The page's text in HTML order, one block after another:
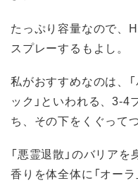
たっぷり容量なので、
スプレーするもよし。
私がおすすめなのは、
ック」といわれる、3-
ち、その下をくぐって
「悪霊退散」のバリアを
香りを体全体に「オーラ